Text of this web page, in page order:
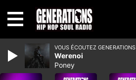
VOUS ÉCOUTEZ GENERATIONS
Werenoi
Poney